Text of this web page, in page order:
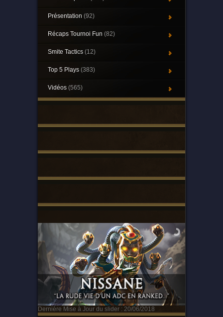
Présentation (92)
Récaps Tournoi Fun (82)
Smite Tactics (12)
Top 5 Plays (383)
Vidéos (565)
Dernière Mise à Jour du slider : 20/06/2018